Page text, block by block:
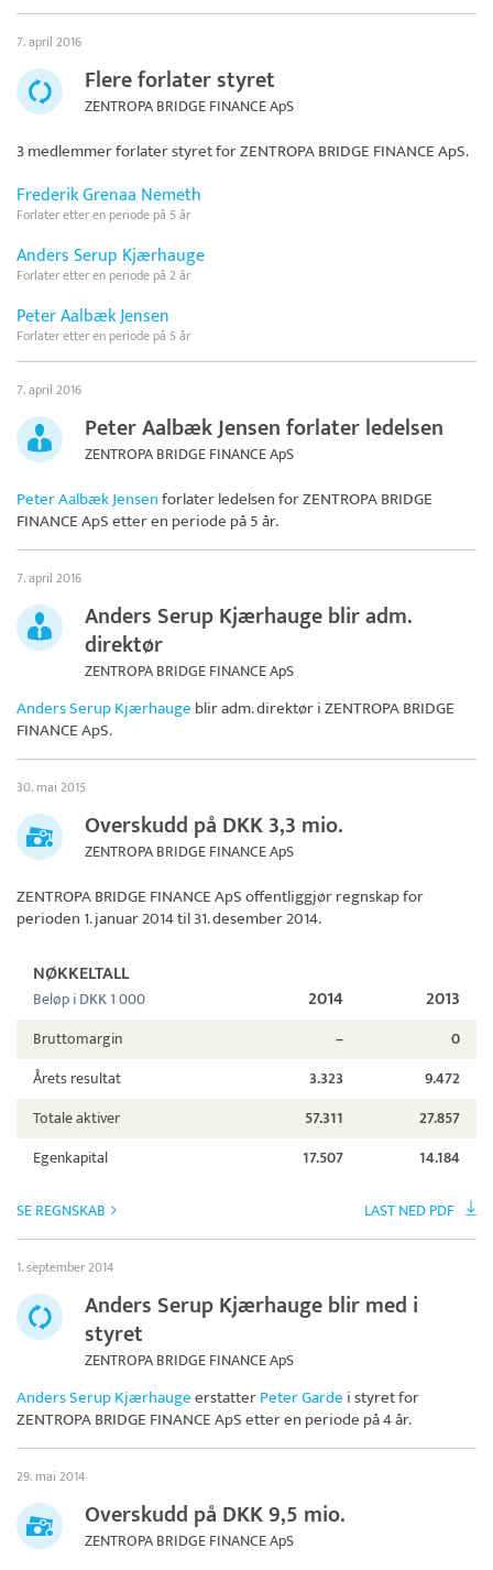
7. april 2016
Flere forlater styret
ZENTROPA BRIDGE FINANCE ApS
3 medlemmer forlater styret forZENTROPA BRIDGE FINANCE ApS.
Frederik Grenaa Nemeth
Forlater etter en periode på 5 år
Anders Serup Kjærhauge
Forlater etter en periode på 2 år
Peter Aalbæk Jensen
Forlater etter en periode på 5 år
7. april 2016
Peter Aalbæk Jensen forlater ledelsen
ZENTROPA BRIDGE FINANCE ApS
Peter Aalbæk Jensenforlater ledelsen forZENTROPA BRIDGE
FINANCE ApSetter en periode på 5 år.
7. april 2016
Anders Serup Kjærhauge blir adm.
direktør
ZENTROPA BRIDGE FINANCE ApS
Anders Serup Kjærhauge blir adm. direktør iZENTROPA BRIDGE
FINANCE ApS.
30. mai 2015
Overskudd på DKK 3,3 mio.
ZENTROPA BRIDGE FINANCE ApS
ZENTROPA BRIDGE FINANCE ApSoffentliggjør regnskap for
perioden 1. januar 2014 til 31. desember 2014.
NØKKELTALL
Beløp i DKK 1 000 2014 2013
Bruttomargin –
0
Årets resultat
3.323
9.472
Totale aktiver
57.311
27.857
Egenkapital
17.507 14.184
SE REGNSKAB LAST NED PDF
1. september 2014
Anders Serup Kjærhauge blir med i
styret
ZENTROPA BRIDGE FINANCE ApS
Anders Serup KjærhaugeerstatterPeter Garde i styret for
ZENTROPA BRIDGE FINANCE ApSetter en periode på 4 år.
29. mai 2014
Overskudd på DKK 9,5 mio.
ZENTROPA BRIDGE FINANCE ApS